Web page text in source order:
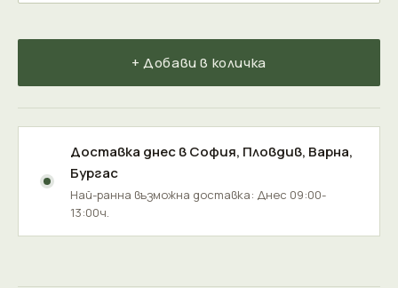
+ Добави в количка
Доставка днес вСофия, Пловдив, Варна,
Бургас
Най-ранна възможна доставка: Днес 09:00-
13:00ч.